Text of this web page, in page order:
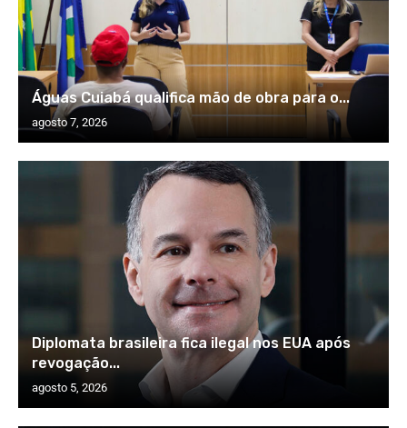
Águas Cuiabá qualifica mão de obra para o...
agosto 7, 2026
Diplomata brasileira fica ilegal nos EUA após
revogação...
agosto 5, 2026